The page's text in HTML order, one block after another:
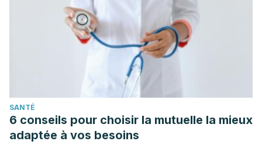
SANTÉ
6 conseils pour choisir la mutuelle la mieux
adaptée à vos besoins